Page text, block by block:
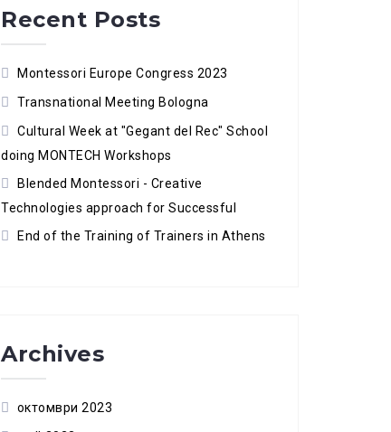
Recent Posts
Montessori Europe Congress 2023
Transnational Meeting Bologna
Cultural Week at "Gegant del Rec" School
doing MONTECH Workshops
Blended Montessori - Creative
Technologies approach for Successful
End of the Training of Trainers in Athens
Archives
октомври 2023